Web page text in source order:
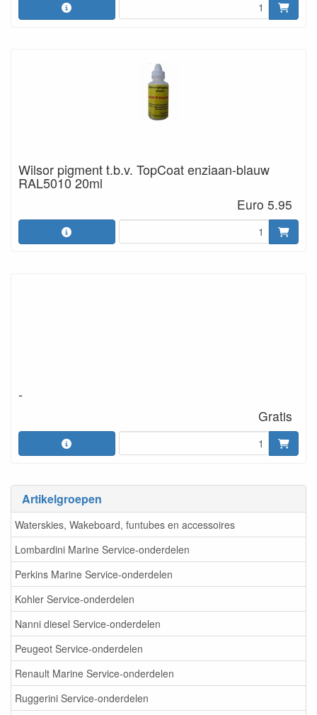
Artikelgroepen
Waterskies, Wakeboard, funtubes en accessoires
Lombardini Marine Service-onderdelen
Perkins Marine Service-onderdelen
Kohler Service-onderdelen
Nanni diesel Service-onderdelen
Peugeot Service-onderdelen
Renault Marine Service-onderdelen
Ruggerini Service-onderdelen
Wilsor pigment t.b.v. TopCoat enziaan-blauw
RAL5010 20ml
Euro 5.95
-
Gratis